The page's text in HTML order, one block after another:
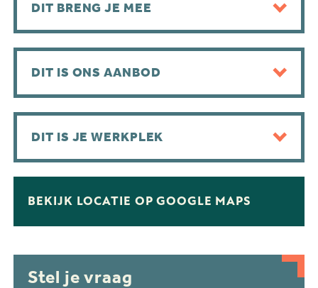
DIT BRENG JE MEE
DIT IS ONS AANBOD
DIT IS JE WERKPLEK
BEKIJK LOCATIE OP GOOGLE MAPS
Stel je vraag